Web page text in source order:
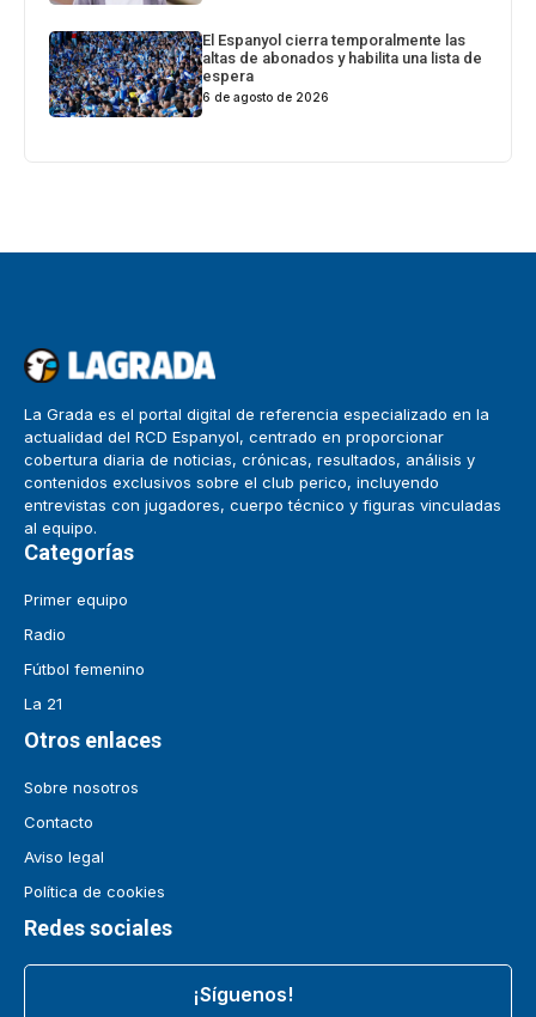
El Espanyol cierra temporalmente las
altas de abonados y habilita una lista de
espera
6 de agosto de 2026
La Grada es el portal digital de referencia especializado en la
actualidad del RCD Espanyol, centrado en proporcionar
cobertura diaria de noticias, crónicas, resultados, análisis y
contenidos exclusivos sobre el club perico, incluyendo
entrevistas con jugadores, cuerpo técnico y figuras vinculadas
al equipo.
Categorías
Primer equipo
Radio
Fútbol femenino
La 21
Otros enlaces
Sobre nosotros
Contacto
Aviso legal
Política de cookies
Redes sociales
¡Síguenos!